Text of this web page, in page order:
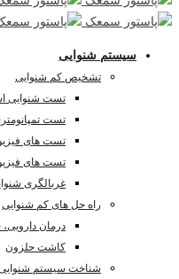
سیستم شنوایی
تشخیص کم شنوایی
تست شنوایی
تست
تست های
تست های
غربالگری
راه حل های کم شنوایی
درمان
کاشت حلزون
شناخت سیستم